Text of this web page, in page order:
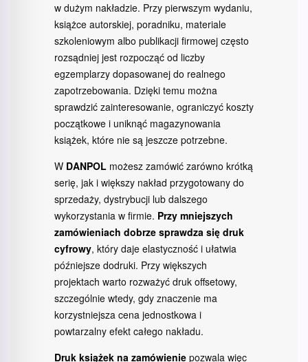
w dużym nakładzie. Przy pierwszym wydaniu,
książce autorskiej, poradniku, materiale
szkoleniowym albo publikacji firmowej często
rozsądniej jest rozpocząć od liczby
egzemplarzy dopasowanej do realnego
zapotrzebowania. Dzięki temu można
sprawdzić zainteresowanie, ograniczyć koszty
początkowe i uniknąć magazynowania
książek, które nie są jeszcze potrzebne.
W DANPOL możesz zamówić zarówno krótką
serię, jak i większy nakład przygotowany do
sprzedaży, dystrybucji lub dalszego
wykorzystania w firmie. Przy mniejszych
zamówieniach dobrze sprawdza się druk
cyfrowy, który daje elastyczność i ułatwia
późniejsze dodruki. Przy większych
projektach warto rozważyć druk offsetowy,
szczególnie wtedy, gdy znaczenie ma
korzystniejsza cena jednostkowa i
powtarzalny efekt całego nakładu.
Druk książek na zamówienie pozwala więc